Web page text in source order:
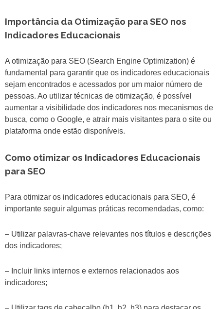
Importância da Otimização para SEO nos
Indicadores Educacionais
A otimização para SEO (Search Engine Optimization) é
fundamental para garantir que os indicadores educacionais
sejam encontrados e acessados por um maior número de
pessoas. Ao utilizar técnicas de otimização, é possível
aumentar a visibilidade dos indicadores nos mecanismos de
busca, como o Google, e atrair mais visitantes para o site ou
plataforma onde estão disponíveis.
Como otimizar os Indicadores Educacionais
para SEO
Para otimizar os indicadores educacionais para SEO, é
importante seguir algumas práticas recomendadas, como:
– Utilizar palavras-chave relevantes nos títulos e descrições
dos indicadores;
– Incluir links internos e externos relacionados aos
indicadores;